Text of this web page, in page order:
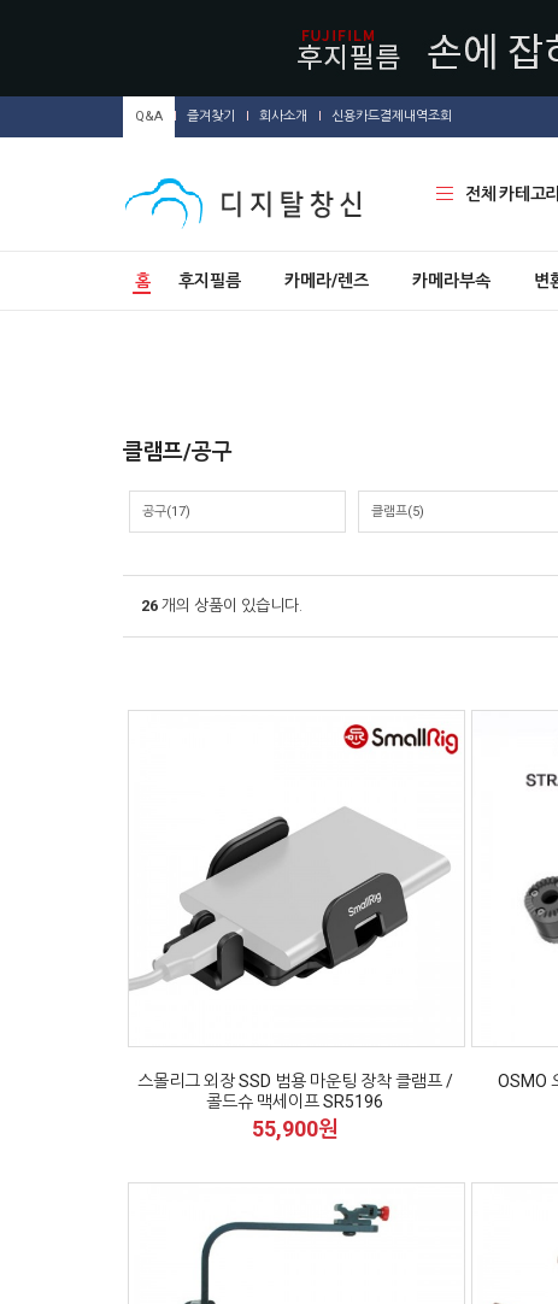
Q&A 즐겨찾기 회사소개 신용카드결제내역조회
전체 카테고리
홈 후지필름 카메라/렌즈 카메라부속 변
클램프/공구
공구(17) 클램프(5)
26 개의 상품이 있습니다.
스몰리그 외장 SSD 범용 마운팅 장착 클램프 /
콜드슈 맥세이프 SR5196
55,900원
OSMO